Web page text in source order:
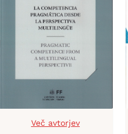
Več avtorjev